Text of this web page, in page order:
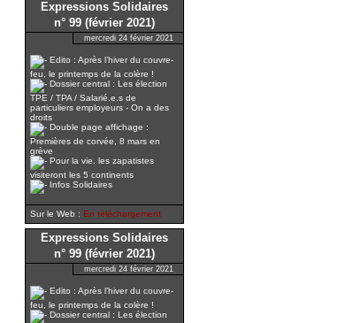
Expressions Solidaires
n° 99 (février 2021)
mercredi 24 février 2021
Edito : Après l’hiver du couvre-
feu, le printemps de la colère !
Dossier central : Les élection
TPE / TPA / Salarié.e.s de
particuliers employeurs - On a des
droits
Double page affichage :
Premières de corvée, 8 mars en
grève
Pour la vie. les zapatistes
visiteront les 5 continents
Infos Solidaires
Sur le Web : En téléchargement
Expressions Solidaires
n° 99 (février 2021)
mercredi 24 février 2021
Edito : Après l’hiver du couvre-
feu, le printemps de la colère !
Dossier central : Les élection